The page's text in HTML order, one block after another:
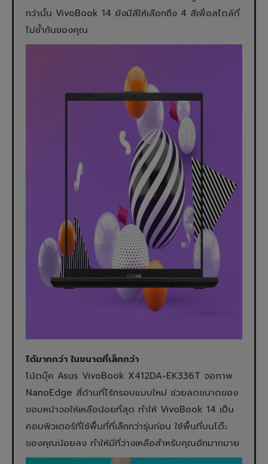
กว่านั้น VivoBook 14 ยังมีสีให้เลือกถึง 4 สีเพื่อสไตล์ที่
ไม่ซ้ำกันของคุณ
ได้มากกว่า ในขนาดที่เล็กกว่า
โน้ตบุ๊ค Asus VivoBook X412DA-EK336T จอภาพ
NanoEdge สี่ด้านที่ไร้กรอบแบบใหม่ ช่วยลดขนาดของ
ขอบหน้าจอให้เหลือน้อยที่สุด ทำให้ VivoBook 14 เป็น
คอมพิวเตอร์ที่ใช้พื้นที่ที่เล็กกว่ารุ่นก่อน ใช้พื้นที่บนโต๊ะ
ของคุณน้อยลง ทำให้มีที่ว่างเหลือสำหรับคุณอีกมากมาย